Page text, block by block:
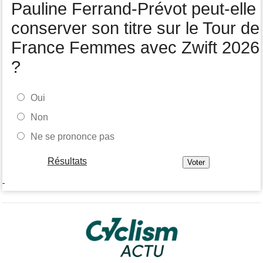
Pauline Ferrand-Prévot peut-elle
conserver son titre sur le Tour de
France Femmes avec Zwift 2026
?
Oui
Non
Ne se prononce pas
Résultats
-